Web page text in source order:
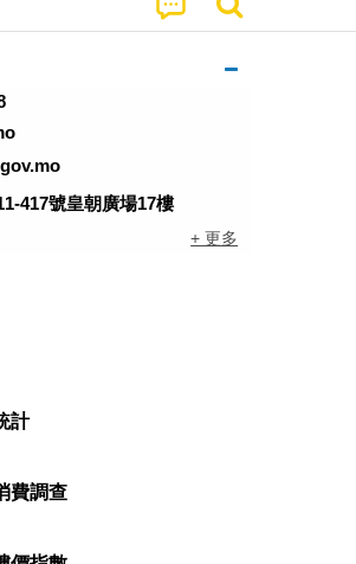
417號皇朝廣場17樓
+ 更多
計
費調查